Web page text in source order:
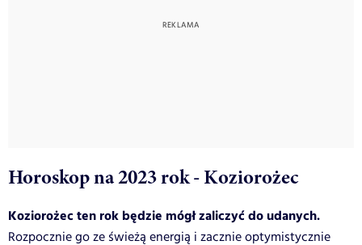
Horoskop na 2023 rok - Koziorożec
Koziorożec ten rok będzie mógł zaliczyć do udanych.
Rozpocznie go ze świeżą energią i zacznie optymistycznie